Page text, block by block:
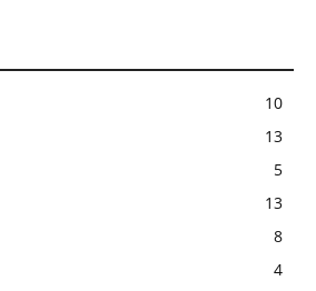
10
13
5
13
8
4